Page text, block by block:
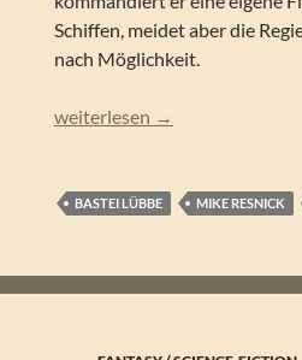
Schiffen, meidet aber die
nach Möglichkeit.
Mike Resnick – Wilson Cole 5:
weiterlesen →
BASTEI LÜBBE MIKE RESNICK